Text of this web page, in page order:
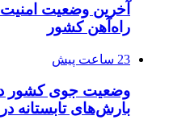
آخرین وضعیت
راه‌آهن کشور
23 ساعت پیش
بارش‌های تابستانه در راه ۱۱